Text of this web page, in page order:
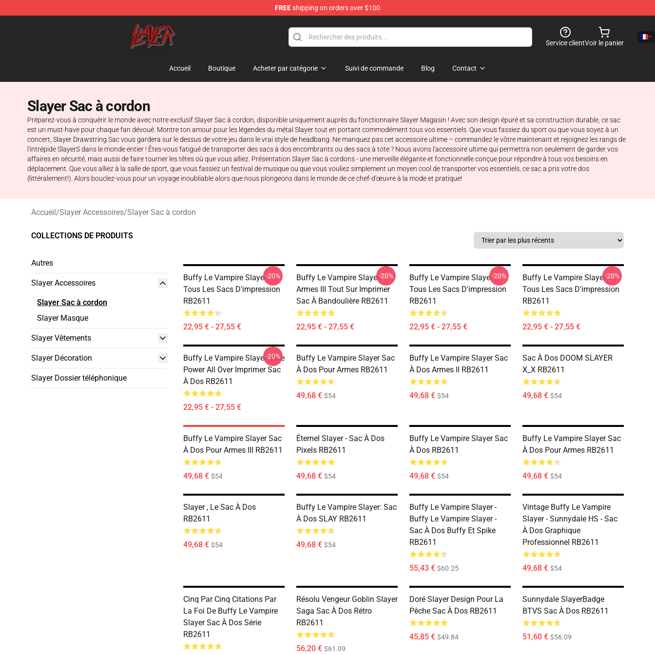
FREEshipping on orders over $100
Slayer Store - Official Slayer Merchandise Shop
Service clientVoir le panier
Accueil Boutique Acheter par catégorie Suivi de commande Blog Contact
Slayer Sac à cordon
Préparez-vous à conquérir le monde avec notre exclusif Slayer Sac à cordon, disponible uniquement auprès du fonctionnaire Slayer Magasin ! Avec son design épuré et sa construction durable, ce sac
est un must-have pour chaque fan dévoué. Montre ton amour pour les légendes du métal Slayer tout en portant commodément tous vos essentiels. Que vous fassiez du sport ou que vous soyez à un
concert, Slayer Drawstring Sac vous gardera sur le dessus de votre jeu dans le vrai style de headbang. Ne manquez pas cet accessoire ultime – commandez le vôtre maintenant et rejoignez les rangs de
l'intrépide SlayerS dans le monde entier ! Êtes-vous fatigué de transporter des sacs à dos encombrants ou des sacs à tote ? Nous avons l'accessoire ultime qui permettra non seulement de garder vos
affaires en sécurité, mais aussi de faire tourner les têtes où que vous alliez. Présentation Slayer Sac à cordons - une merveille élégante et fonctionnelle conçue pour répondre à tous vos besoins en
déplacement. Que vous alliez à la salle de sport, que vous fassiez un festival de musique ou que vous vouliez simplement un moyen cool de transporter vos essentiels, ce sac a pris votre dos
(littéralement!). Alors bouclez-vous pour un voyage inoubliable alors que nous plongeons dans le monde de ce chef-d'œuvre à la mode et pratique!
Accueil/Slayer Accessoires/Slayer Sac à cordon
COLLECTIONS DE PRODUITS
Autres
Slayer Accessoires
Slayer Sac à cordon
Slayer Masque
Slayer Vêtements
Slayer Décoration
Slayer Dossier téléphonique
Buffy Le Vampire Slayer
Tous Les Sacs D'impression
RB2611
22,95 € - 27,55 €
-20%
Buffy Le Vampire Slayer
Armes III Tout Sur Imprimer
Sac À Bandoulière RB2611
22,95 € - 27,55 €
-20%
Buffy Le Vampire Slayer
Tous Les Sacs D'impression
RB2611
22,95 € - 27,55 €
-20%
Buffy Le Vampire Slayer
Tous Les Sacs D'impression
RB2611
22,95 € - 27,55 €
-20%
Buffy Le Vampire Slayer- Fille
Power All Over Imprimer Sac
À Dos RB2611
22,95 € - 27,55 €
-20%
Buffy Le Vampire Slayer Sac
À Dos Pour Armes RB2611
49,68 € $54
Buffy Le Vampire Slayer Sac
À Dos Armes II RB2611
49,68 € $54
Sac À Dos DOOM SLAYER
X_X RB2611
49,68 € $54
Buffy Le Vampire Slayer Sac
À Dos Pour Armes III RB2611
49,68 € $54
Éternel Slayer - Sac À Dos
Pixels RB2611
49,68 € $54
Buffy Le Vampire Slayer Sac
À Dos RB2611
49,68 € $54
Buffy Le Vampire Slayer Sac
À Dos Pour Armes RB2611
49,68 € $54
Slayer , Le Sac À Dos
RB2611
49,68 € $54
Buffy Le Vampire Slayer: Sac
À Dos SLAY RB2611
49,68 € $54
Buffy Le Vampire Slayer -
Buffy Le Vampire Slayer -
Sac À Dos Buffy Et Spike
RB2611
55,43 € $60.25
Vintage Buffy Le Vampire
Slayer - Sunnydale HS - Sac
À Dos Graphique
Professionnel RB2611
49,68 € $54
Cinq Par Cinq Citations Par
La Foi De Buffy Le Vampire
Slayer Sac À Dos Série
RB2611
Résolu Vengeur Goblin Slayer
Saga Sac À Dos Rétro
RB2611
56,20 € $61.09
Doré Slayer Design Pour La
Pêche Sac À Dos RB2611
45,85 € $49.84
Sunnydale SlayerBadge
BTVS Sac À Dos RB2611
51,60 € $56.09